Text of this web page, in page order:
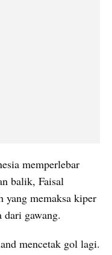
memperlebar
balik, Faisal
yang memaksa kiper
gawang.
mencetak gol lagi.